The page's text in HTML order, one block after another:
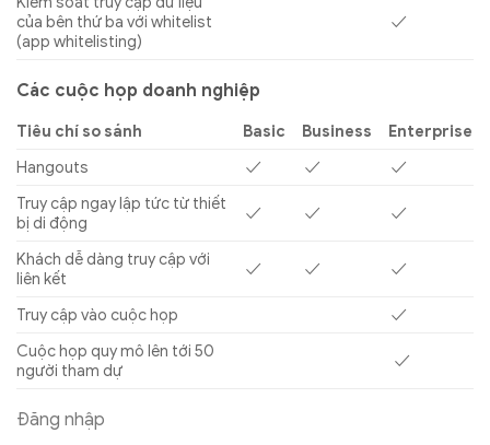
của bên thứ ba với whitelist
(app whitelisting)
✓
Các cuộc họp doanh nghiệp
Tiêu chí so sánh Basic Business
Enterprise
Hangouts
✓ ✓
✓
Truy cập ngay lập tức từ thiết
bị di động
✓ ✓ ✓
Khách dễ dàng truy cập với
liên kết
✓ ✓ ✓
Truy cập vào cuộc họp
✓
Cuộc họp quy mô lên tới 50
người tham dự
✓
Đăng nhập